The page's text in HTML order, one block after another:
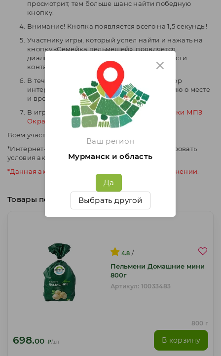
Ваш регион
Мурманск и область
Да
Выбрать другой
просмотрит, тем больше шанс найти победную
кнопку.
Внимание! Кнопка появляется всего на 1,5 секунды!
Участнику игры, который успел найти и нажать на
кнопку «Семейка пельмешей», появляется
диалоговое окно, в которое он должен ввести
контактный номер.
В течение дня победителю звонит оператор
интернет-магазина и уточняет информацию о месте
и времени доставки вкусного подарка.
В игре
НЕ ПРИНИМАЮТ участие сотрудники МПЗ
Окраина
Всем участникам УДАЧИ!!!
*Интернет-магазин «Окраина» может корректировать
условия акции.
*Данная акция не доступна в мобильном приложении.
Товары по акции
4.8 /
Пельмени Домашние мини
800г
Артикул: 10033483
800 г
698.00 ₽/шт В корзину